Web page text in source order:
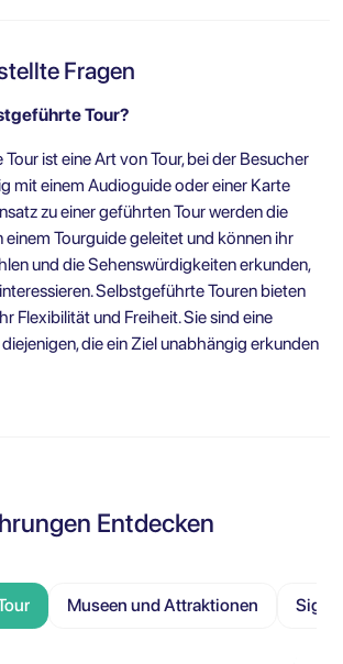
Fragen
Tour?
ist eine Art von Tour, bei der Besucher
mit einem Audioguide oder einer Karte
zu einer geführten Tour werden die
Tourguide geleitet und können ihr
und die Sehenswürdigkeiten erkunden,
Selbstgeführte Touren bieten
Flexibilität und Freiheit. Sie sind eine
die ein Ziel unabhängig erkunden
Entdecken
Museen und Attraktionen